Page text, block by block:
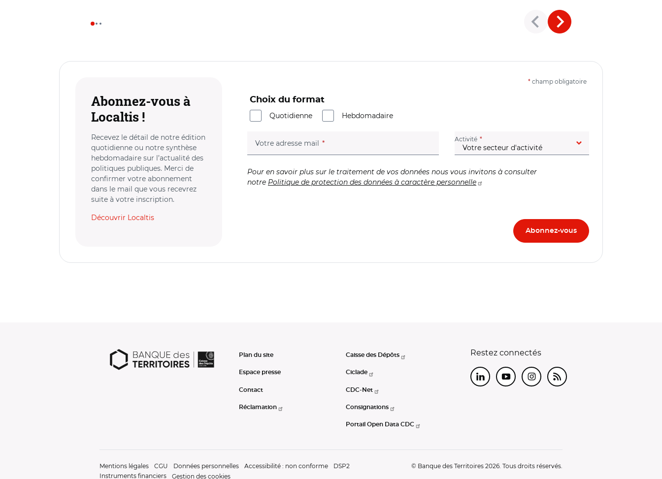
Abonnez-vous à
Localtis !
Recevez le détail de notre édition
quotidienne ou notre synthèse
hebdomadaire sur l’actualité des
politiques publiques. Merci de
confirmer votre abonnement
dans le mail que vous recevrez
suite à votre inscription.
Découvrir Localtis
* champ obligatoire
Choix du format
Quotidienne
Hebdomadaire
Votre adresse mail (champ obligatoire) Activité (champ obligatoire)
Pour en savoir plus sur le traitement de vos données nous vous invitons à consulter
notre Politique de protection des données à caractère personnelle
Plan du site
Espace presse
Contact
Réclamation
Caisse des Dépôts
Ciclade
CDC-Net
Consignations
Portail Open Data CDC
Restez connectés
LinkedInYoutubeInstagram
RSS
Mentions légales CGU Données personnelles Accessibilité : non conforme
DSP2
Instruments financiers
Gestion des cookies
© Banque des Territoires 2026. Tous droits réservés.